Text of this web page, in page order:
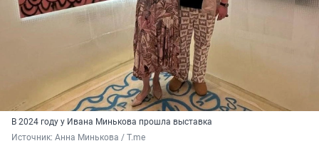
В 2024 году у Ивана Минькова прошла выставка
Источник: Анна Минькова / T.me